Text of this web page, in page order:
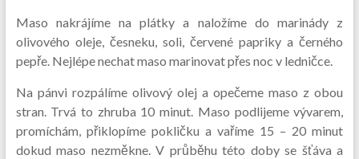
Maso nakrájíme na plátky a naložíme do marinády z
olivového oleje, česneku, soli, červené papriky a černého
pepře. Nejlépe nechat maso marinovat přes noc v ledničce.
Na pánvi rozpálíme olivový olej a opečeme maso z obou
stran. Trvá to zhruba 10 minut. Maso podlijeme vývarem,
promíchám, přiklopíme pokličku a vaříme 15 – 20 minut
dokud maso nezměkne. V průběhu této doby se šťáva a